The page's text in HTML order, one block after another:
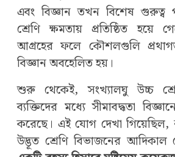
এবং বিজ্ঞান তখন বিশেষ
শ্রেণি ক্ষমতায় প্রতিষ্ঠিত হয়ে
আগ্রহের ফলে কৌশলগুলি
বিজ্ঞান অবহেলিত হয়।
শুরু থেকেই, সংখ্যালঘু উচ্চ
ব্যক্তিদের মধ্যে সীমাবদ্ধতা
করেছে। এই যোগ দেখা গিয়েছিল,
উদ্ভূত শ্রেণি বিভাজনের